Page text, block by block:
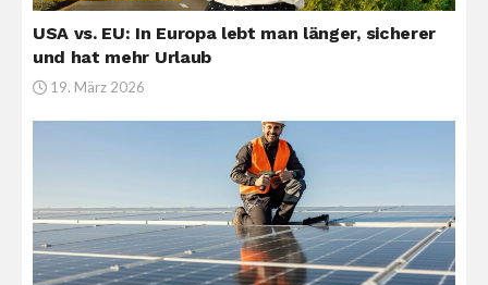
USA vs. EU: In Europa lebt man länger, sicherer
und hat mehr Urlaub
19. März 2026